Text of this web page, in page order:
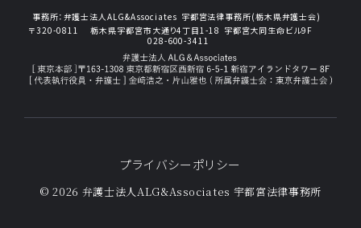
事務所： 弁護士法人ALG&Associates 宇都宮法律事務所(栃木県弁護士会)
〒320-0811
栃木県宇都宮市大通り4丁目1-18 宇都宮大同生命ビル9F
028-600-3411
プライバシーポリシー
© 2026 弁護士法人ALG&Associates 宇都宮法律事務所